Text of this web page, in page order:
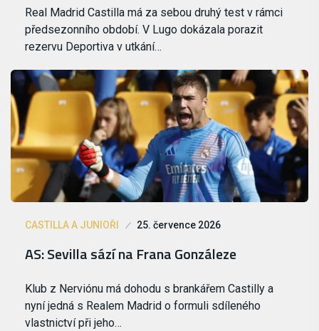
Real Madrid Castilla má za sebou druhý test v rámci
předsezonního období. V Lugo dokázala porazit
rezervu Deportiva v utkání…
CASTILLA A JUNIOŘI 25. července 2026
AS: Sevilla sází na Frana Gonzáleze
Klub z Nerviónu má dohodu s brankářem Castilly a
nyní jedná s Realem Madrid o formuli sdíleného
vlastnictví při jeho…